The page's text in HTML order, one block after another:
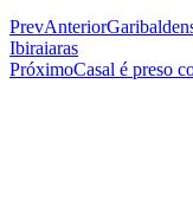
PrevAnterior
Ibiraiaras
PróximoCasal é preso